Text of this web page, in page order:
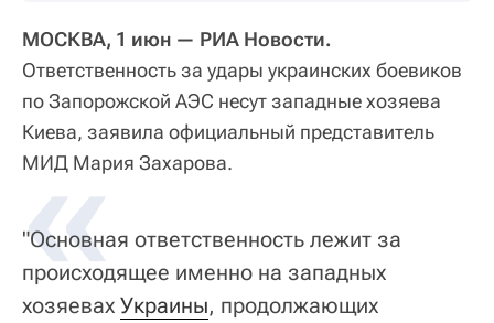
МОСКВА, 1 июн — РИА Новости.
Ответственность за удары украинских боевиков
по Запорожской АЭС несут западные хозяева
Киева, заявила официальный представитель
МИД Мария Захарова.
«
"Основная ответственность лежит за
происходящее именно на западных
хозяевах Украины, продолжающих